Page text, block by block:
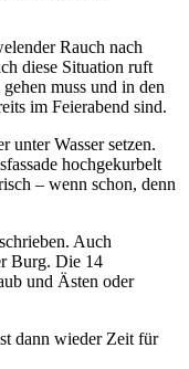
Rauch nach
diese Situation ruft
muss und in den
im Feierabend sind.
unter Wasser setzen.
hochgekurbelt
– wenn schon, denn
Auch
Burg. Die 14
und Ästen oder
dann wieder Zeit für